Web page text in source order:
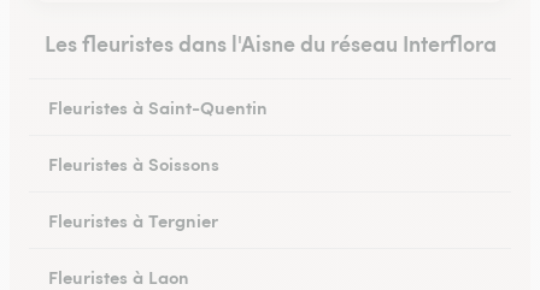
Les fleuristes dans l'Aisne du réseau Interflora
Fleuristes à Saint-Quentin
Fleuristes à Soissons
Fleuristes à Tergnier
Fleuristes à Laon